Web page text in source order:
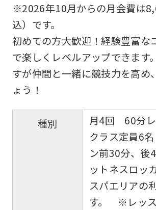
※2026年10月からの月会費は
込）です。
初めての方大歓迎！経験豊富な
で楽しくレベルアップできます
すが仲間と一緒に競技力を高め
ょう！
種別
月4回 60分
クラス定員6
ン前30分、後
ットネスロッ
スパエリアの
す。 ※レッス